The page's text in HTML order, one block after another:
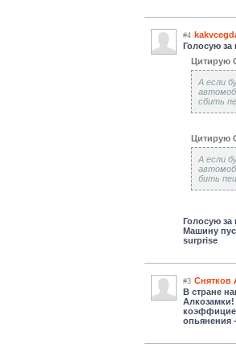
#4
Голосую за
Цитирую
А если
сбить
Цитирую
А если
бить
Голосую за
Машину
surprise
#3 Снятков
В стране
опьянения